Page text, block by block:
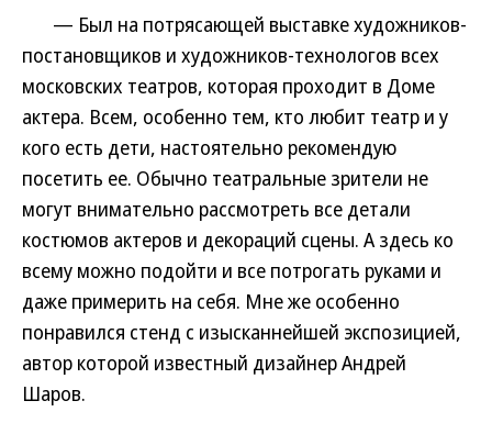
— Был на потрясающей выставке художников-
постановщиков и художников-технологов всех
московских театров, которая проходит в Доме
актера. Всем, особенно тем, кто любит театр и у
кого есть дети, настоятельно рекомендую
посетить ее. Обычно театральные зрители не
могут внимательно рассмотреть все детали
костюмов актеров и декораций сцены. А здесь ко
всему можно подойти и все потрогать руками и
даже примерить на себя. Мне же особенно
понравился стенд с изысканнейшей экспозицией,
автор которой известный дизайнер Андрей
Шаров.